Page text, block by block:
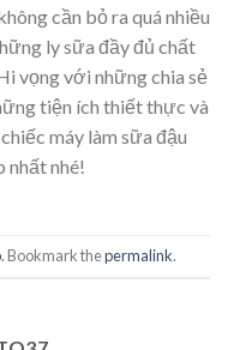
cần bỏ ra quá nhiều
ly sữa đầy đủ chất
vọng với những chia sẻ
tiện ích thiết thực và
máy làm sữa đậu
nhất nhé!
. Bookmark thepermalink.